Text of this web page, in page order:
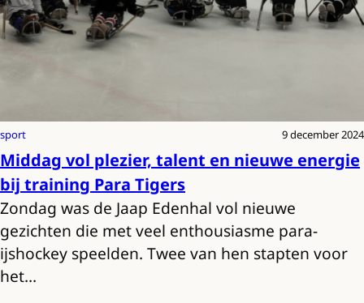
sport 9 december 2024
Middag vol plezier, talent en nieuwe energie
bij training Para Tigers
Zondag was de Jaap Edenhal vol nieuwe
gezichten die met veel enthousiasme para-
ijshockey speelden. Twee van hen stapten voor
het…